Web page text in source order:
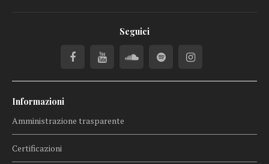
Seguici
Informazioni
Amministrazione trasparente
Certificazioni